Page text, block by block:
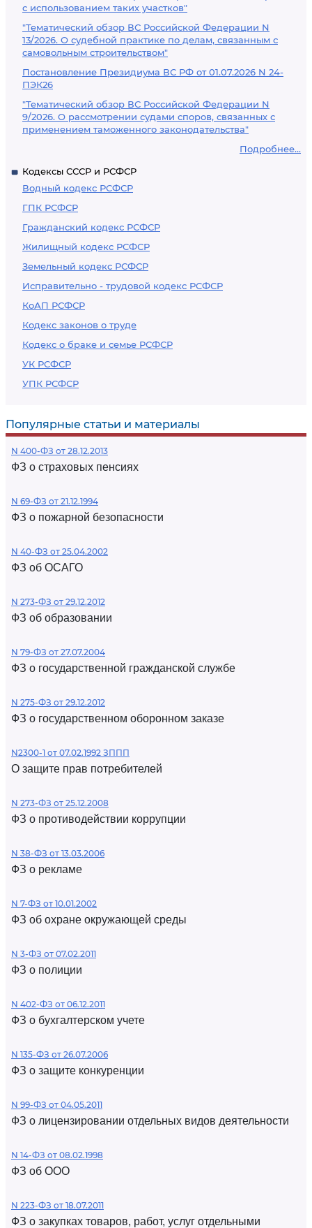
с использованием таких участков"
"Тематический обзор ВС Российской Федерации N
13/2026. О судебной практике по делам, связанным с
самовольным строительством"
Постановление Президиума ВС РФ от 01.07.2026 N 24-
ПЭК26
"Тематический обзор ВС Российской Федерации N
9/2026. О рассмотрении судами споров, связанных с
применением таможенного законодательства"
Подробнее...
Кодексы СССР и РСФСР
Водный кодекс РСФСР
ГПК РСФСР
Гражданский кодекс РСФСР
Жилищный кодекс РСФСР
Земельный кодекс РСФСР
Исправительно - трудовой кодекс РСФСР
КоАП РСФСР
Кодекс законов о труде
Кодекс о браке и семье РСФСР
УК РСФСР
УПК РСФСР
Популярные статьи и материалы
N 400-ФЗ от 28.12.2013
ФЗ о страховых пенсиях
N 69-ФЗ от 21.12.1994
ФЗ о пожарной безопасности
N 40-ФЗ от 25.04.2002
ФЗ об ОСАГО
N 273-ФЗ от 29.12.2012
ФЗ об образовании
N 79-ФЗ от 27.07.2004
ФЗ о государственной гражданской службе
N 275-ФЗ от 29.12.2012
ФЗ о государственном оборонном заказе
N2300-1 от 07.02.1992 ЗППП
О защите прав потребителей
N 273-ФЗ от 25.12.2008
ФЗ о противодействии коррупции
N 38-ФЗ от 13.03.2006
ФЗ о рекламе
N 7-ФЗ от 10.01.2002
ФЗ об охране окружающей среды
N 3-ФЗ от 07.02.2011
ФЗ о полиции
N 402-ФЗ от 06.12.2011
ФЗ о бухгалтерском учете
N 135-ФЗ от 26.07.2006
ФЗ о защите конкуренции
N 99-ФЗ от 04.05.2011
ФЗ о лицензировании отдельных видов деятельности
N 14-ФЗ от 08.02.1998
ФЗ об ООО
N 223-ФЗ от 18.07.2011
ФЗ о закупках товаров, работ, услуг отдельными